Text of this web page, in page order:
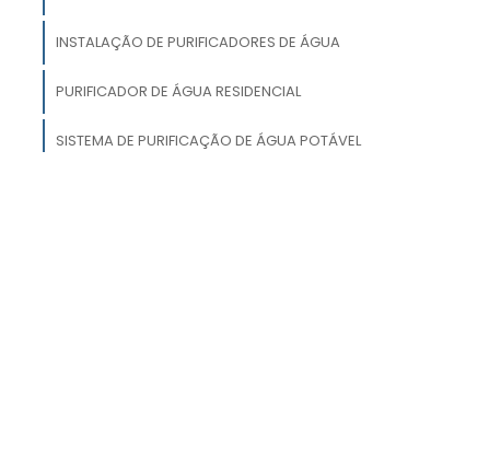
INSTALAÇÃO DE PURIFICADORES DE ÁGUA
PURIFICADOR DE ÁGUA RESIDENCIAL
SISTEMA DE PURIFICAÇÃO DE ÁGUA POTÁVEL